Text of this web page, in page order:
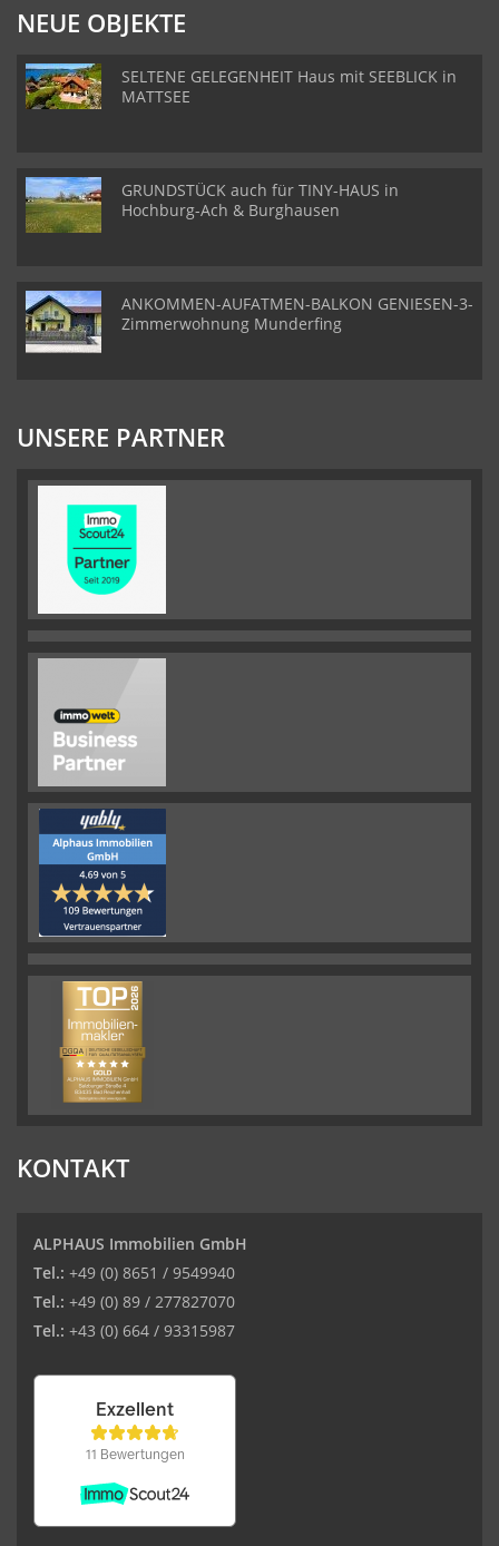
NEUE OBJEKTE
SELTENE GELEGENHEIT Haus mit SEEBLICK in
MATTSEE
GRUNDSTÜCK auch für TINY-HAUS in
Hochburg-Ach & Burghausen
ANKOMMEN-AUFATMEN-BALKON GENIESEN-3-
Zimmerwohnung Munderfing
UNSERE PARTNER
KONTAKT
ALPHAUS Immobilien GmbH
Tel.: +49 (0) 8651 / 9549940
Tel.: +49 (0) 89 / 277827070
Tel.: +43 (0) 664 / 93315987